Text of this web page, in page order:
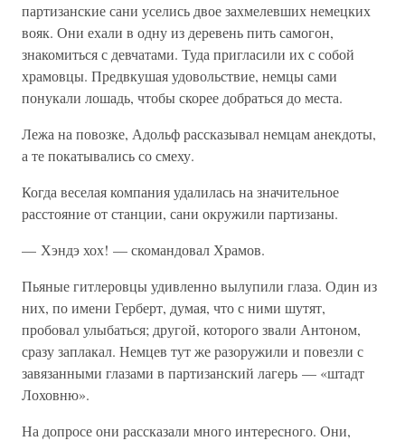
партизанские сани уселись двое захмелевших немецких
вояк. Они ехали в одну из деревень пить самогон,
знакомиться с девчатами. Туда пригласили их с собой
храмовцы. Предвкушая удовольствие, немцы сами
понукали лошадь, чтобы скорее добраться до места.
Лежа на повозке, Адольф рассказывал немцам анекдоты,
а те покатывались со смеху.
Когда веселая компания удалилась на значительное
расстояние от станции, сани окружили партизаны.
— Хэндэ хох! — скомандовал Храмов.
Пьяные гитлеровцы удивленно вылупили глаза. Один из
них, по имени Герберт, думая, что с ними шутят,
пробовал улыбаться; другой, которого звали Антоном,
сразу заплакал. Немцев тут же разоружили и повезли с
завязанными глазами в партизанский лагерь — «штадт
Лоховню».
На допросе они рассказали много интересного. Они,